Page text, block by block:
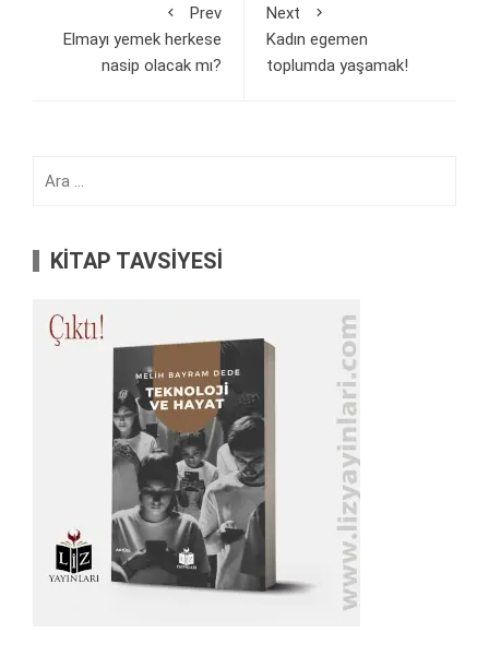
Prev
Elmayı yemek herkese
nasip olacak mı?
Next
Kadın egemen
toplumda yaşamak!
KİTAP TAVSİYESİ